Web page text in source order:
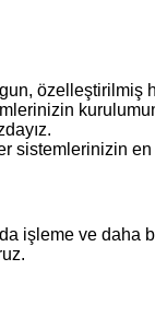
özelleştirilmiş
sistemlerinizin en
işleme ve daha